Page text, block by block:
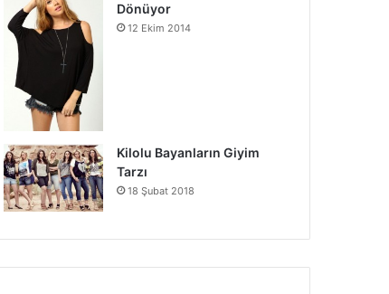
Dönüyor
12 Ekim 2014
Kilolu Bayanların Giyim
Tarzı
18 Şubat 2018